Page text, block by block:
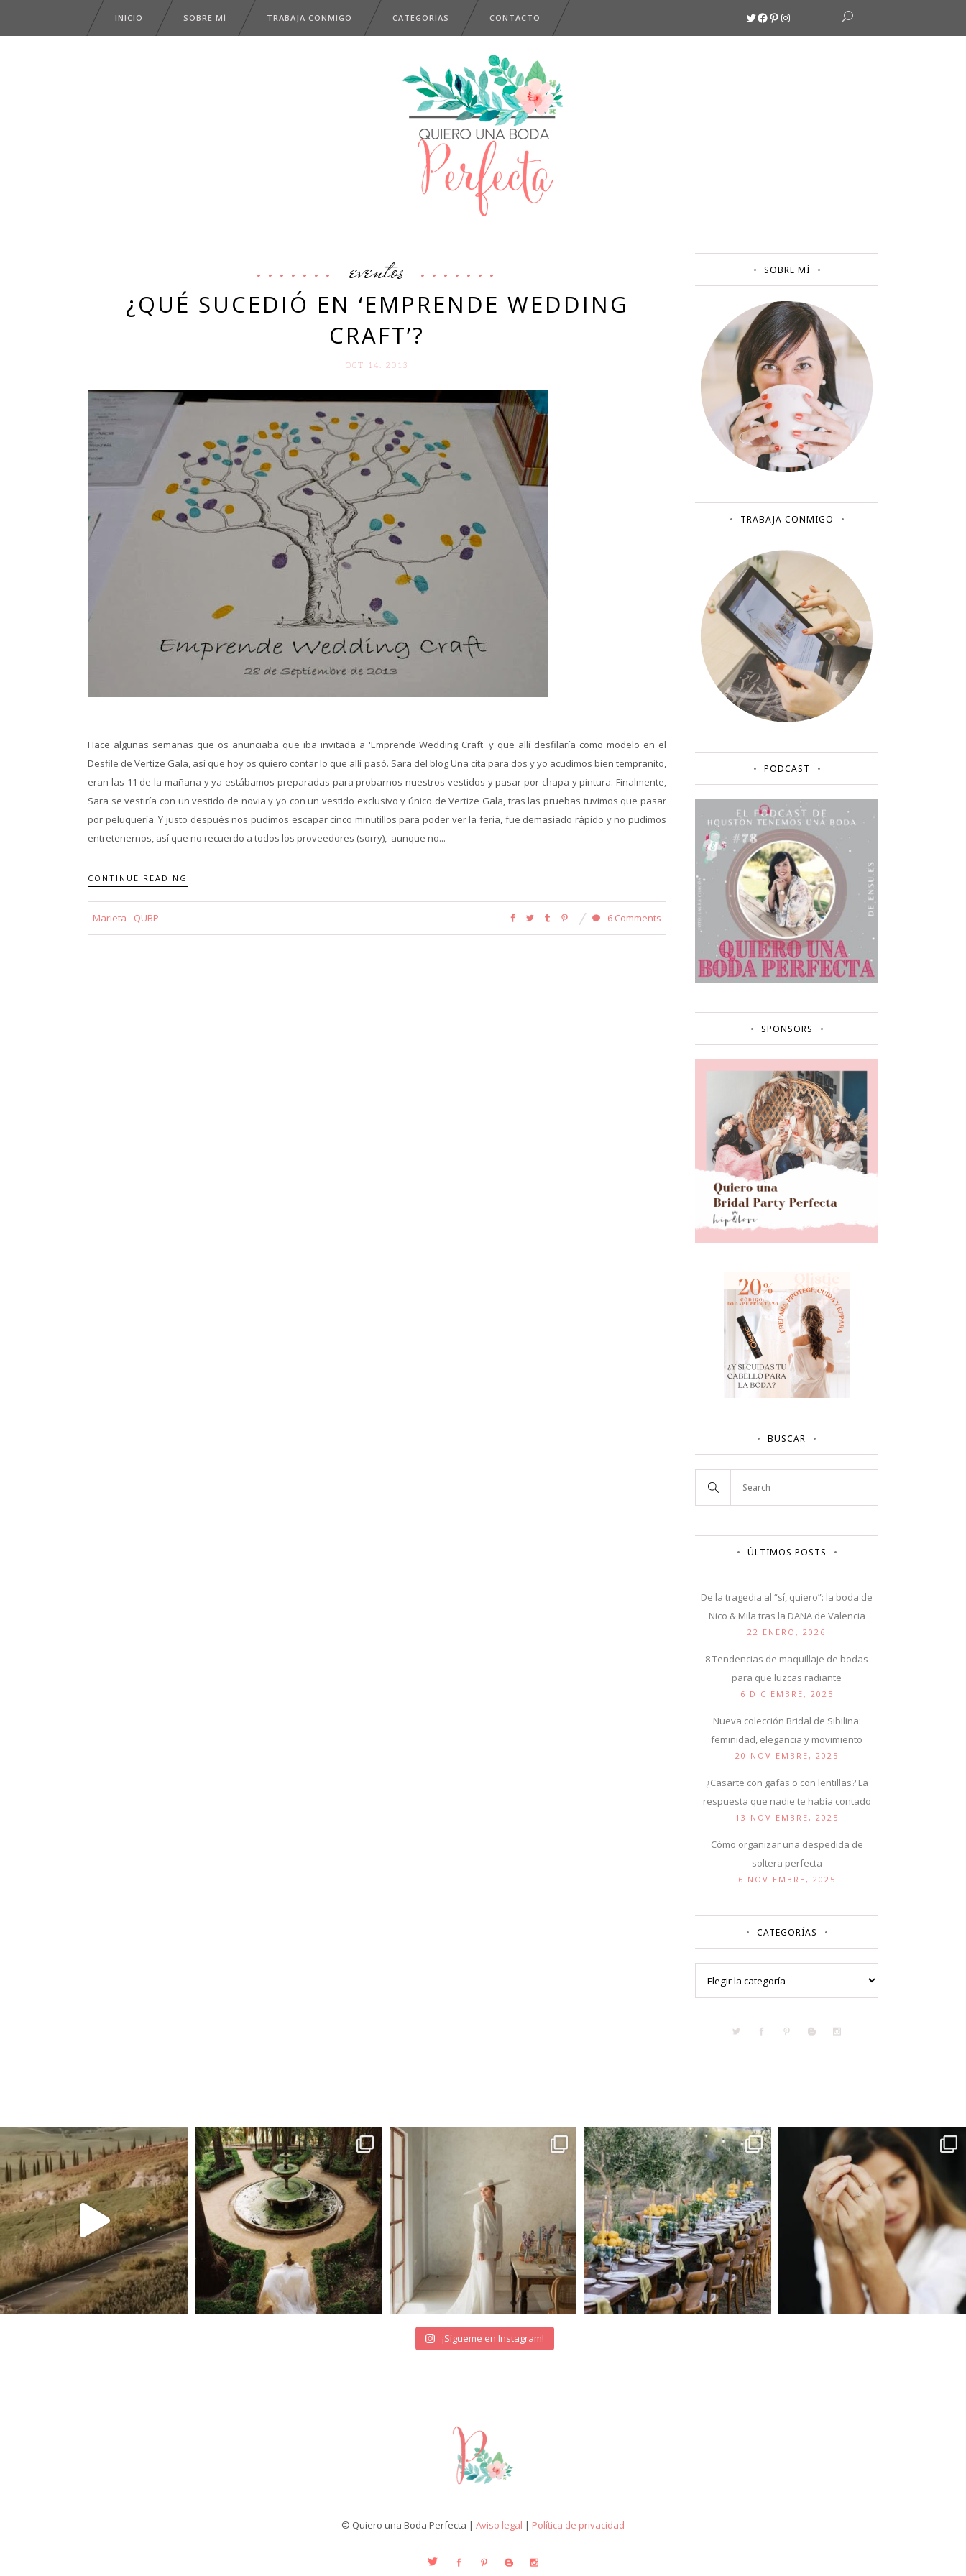
INICIO SOBRE MÍ TRABAJA CONMIGO CATEGORÍAS CONTACTO Twitter
Facebook
Pinterest
Instagram
eventos
¿QUÉ SUCEDIÓ EN ‘EMPRENDE WEDDING
CRAFT’?
OCT 14. 2013
Hace algunas semanas que os anunciaba que iba invitada a 'Emprende Wedding Craft' y que allí desfilaría como modelo en el
Desfile de Vertize Gala, así que hoy os quiero contar lo que allí pasó. Sara del blog Una cita para dos y yo acudimos bien tempranito,
eran las 11 de la mañana y ya estábamos preparadas para probarnos nuestros vestidos y pasar por chapa y pintura. Finalmente,
Sara se vestiría con un vestido de novia y yo con un vestido exclusivo y único de Vertize Gala, tras las pruebas tuvimos que pasar
por peluquería. Y justo después nos pudimos escapar cinco minutillos para poder ver la feria, fue demasiado rápido y no pudimos
entretenernos, así que no recuerdo a todos los proveedores (sorry), aunque no...
CONTINUE READING
Marieta - QUBP 6 Comments
SOBRE MÍ
TRABAJA CONMIGO
PODCAST
SPONSORS
BUSCAR
ÚLTIMOS POSTS
De la tragedia al “sí, quiero”: la boda de
Nico & Mila tras la DANA de Valencia
22 ENERO, 2026
8 Tendencias de maquillaje de bodas
para que luzcas radiante
6 DICIEMBRE, 2025
Nueva colección Bridal de Sibilina:
feminidad, elegancia y movimiento
20 NOVIEMBRE, 2025
¿Casarte con gafas o con lentillas? La
respuesta que nadie te había contado
13 NOVIEMBRE, 2025
Cómo organizar una despedida de
soltera perfecta
6 NOVIEMBRE, 2025
CATEGORÍAS
¡Sígueme en Instagram!
© Quiero una Boda Perfecta | Aviso legal | Política de privacidad